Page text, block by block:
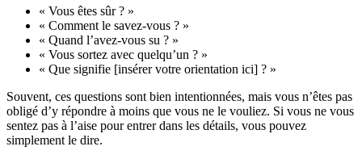
« Vous êtes sûr ? »
« Comment le savez-vous ? »
« Quand l’avez-vous su ? »
« Vous sortez avec quelqu’un ? »
« Que signifie [insérer votre orientation ici] ? »
Souvent, ces questions sont bien intentionnées, mais vous n’êtes pas
obligé d’y répondre à moins que vous ne le vouliez. Si vous ne vous
sentez pas à l’aise pour entrer dans les détails, vous pouvez
simplement le dire.